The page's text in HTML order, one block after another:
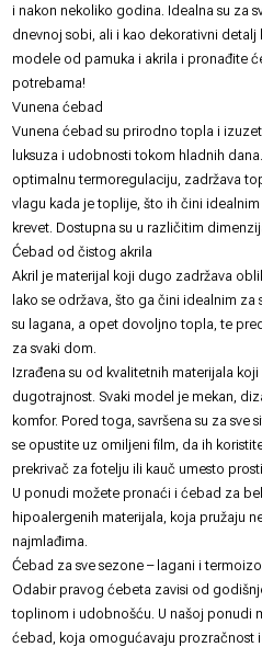
i nakon nekoliko godina. Idealna su za
dnevnoj sobi, ali i kao dekorativni
modele od pamuka i akrila i pronađite
potrebama!
Vunena ćebad
Vunena ćebad su prirodno topla i
luksuza i udobnosti tokom hladnih
optimalnu termoregulaciju, zadržava
vlagu kada je toplije, što ih čini
krevet. Dostupna su u različitim
Ćebad od čistog akrila
Akril je materijal koji dugo zadržava
lako se održava, što ga čini idealnim
su lagana, a opet dovoljno topla, te
za svaki dom.
Izrađena su od kvalitetnih materijala
dugotrajnost. Svaki model je mekan,
komfor. Pored toga, savršena su za sve
se opustite uz omiljeni film, da ih
prekrivač za fotelju ili kauč umesto
U ponudi možete pronaći ićebad za
hipoalergenih materijala, koja pružaju
najmlađima.
Ćebad za sve sezone – lagani i
Odabir pravog ćebeta zavisi od
toplinom i udobnošću. U našoj ponudi
ćebad, koja omogućavaju prozračnost